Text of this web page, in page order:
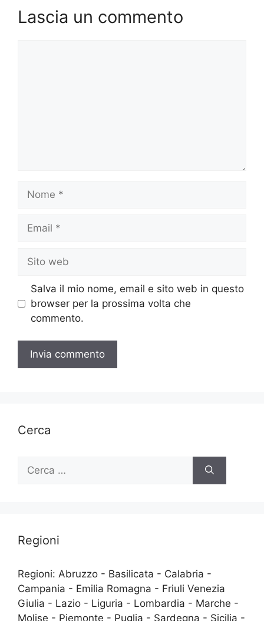
Lascia un commento
web
Salva il mio nome, email e sito web in questo
browser per la prossima volta che
commento.
Cerca
Ricerca
Regioni
Regioni: Abruzzo - Basilicata - Calabria -
Campania - Emilia Romagna - Friuli Venezia
Giulia - Lazio - Liguria - Lombardia - Marche -
Molise - Piemonte - Puglia - Sardegna - Sicilia -